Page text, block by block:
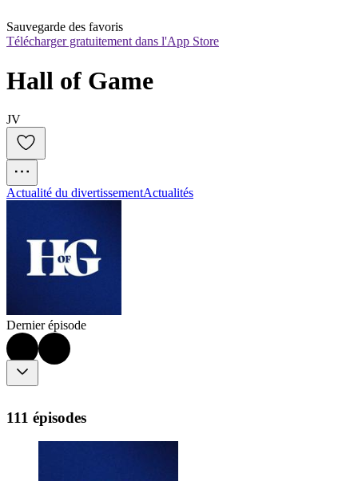
Sauvegarde des favoris
Télécharger gratuitement dans l'App Store
Hall of Game
JV
Actualité du divertissementActualités
Dernier épisode
111 épisodes